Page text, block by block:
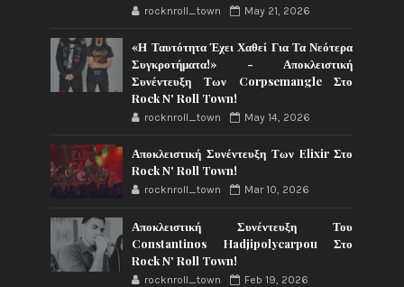
rocknroll_town May 21, 2026
«Η Ταυτότητα Έχει Χαθεί Για Τα Νεότερα
Συγκροτήματα!» - Αποκλειστική
Συνέντευξη Των Corpsemangle Στο
Rock N' Roll Town!
rocknroll_town May 14, 2026
Αποκλειστική Συνέντευξη Των Elixir Στο
Rock N' Roll Town!
rocknroll_town Mar 10, 2026
Αποκλειστική Συνέντευξη Του
Constantinos Hadjipolycarpou Στο
Rock N' Roll Town!
rocknroll_town Feb 19, 2026